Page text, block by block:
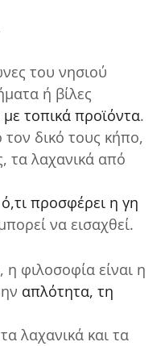
του νησιού
ή βίλες
με τοπικά προϊόντα.
δικό τους κήπο,
τα λαχανικά από
ό,τι προσφέρει η γη
να εισαχθεί.
, η φιλοσοφία είναι η
απλότητα, τη
λαχανικά και τα